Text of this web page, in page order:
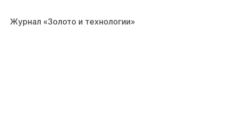
Журнал «Золото и технологии»